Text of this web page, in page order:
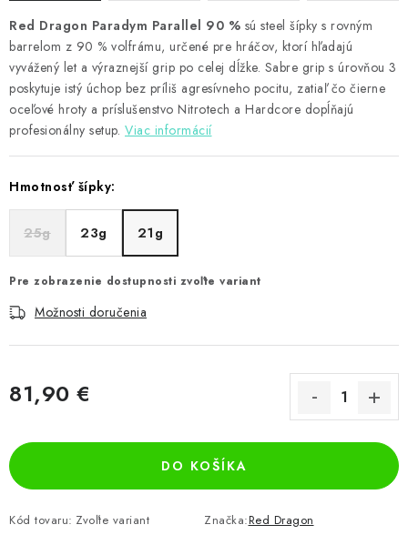
Red Dragon Paradym Parallel 90 % sú steel šípky s rovným
barrelom z 90 % volfrámu, určené pre hráčov, ktorí hľadajú
vyvážený let a výraznejší grip po celej dĺžke. Sabre grip s úrovňou 3
poskytuje istý úchop bez príliš agresívneho pocitu, zatiaľ čo čierne
oceľové hroty a príslušenstvo Nitrotech a Hardcore dopĺňajú
profesionálny setup. Viac informácií
Hmotnosť šípky:
25g 23g 21g
Pre zobrazenie dostupnosti zvoľte variant
Možnosti doručenia
81,90 €
DO KOŠÍKA
Kód tovaru: Zvoľte variant Značka:Red Dragon